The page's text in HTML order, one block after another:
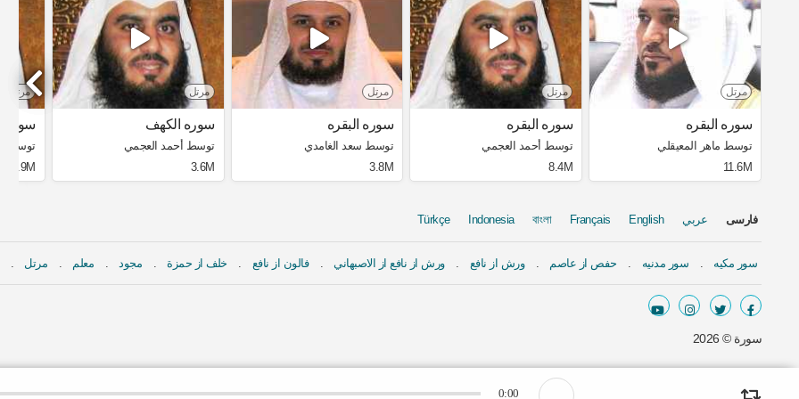
مرتل
سوره البقره
توسط ماهر المعيقلي
11.6M
مرتل
سوره البقره
توسط أحمد العجمي
8.4M
مرتل
سوره البقره
توسط سعد الغامدي
3.8M
مرتل
سوره الكهف
توسط أحمد العجمي
3.6M
مرتل
سوره
توسط
1.9M
فارسی عربي English
Français
বাংলা
Indonesia
Türkçe
سور مكيه سور مدنيه حفص از عاصم ورش از نافع ورش از نافع از الاصبهاني فالون از نافع خلف از حمزة مجود معلم مرتل
سورة © 2026
0:00